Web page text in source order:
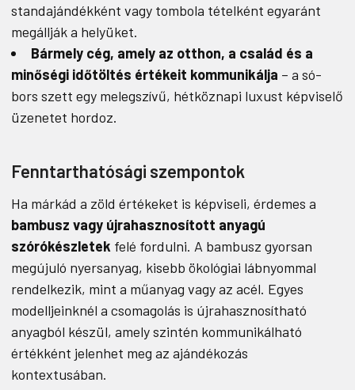
standajándékként vagy tombola tételként egyaránt
megállják a helyüket.
Bármely cég, amely az otthon, a család és a
minőségi időtöltés értékeit kommunikálja – a só-
bors szett egy melegszívű, hétköznapi luxust képviselő
üzenetet hordoz.
Fenntarthatósági szempontok
Ha márkád a zöld értékeket is képviseli, érdemes a
bambusz vagy újrahasznosított anyagú
szórókészletek felé fordulni. A bambusz gyorsan
megújuló nyersanyag, kisebb ökológiai lábnyommal
rendelkezik, mint a műanyag vagy az acél. Egyes
modelljeinknél a csomagolás is újrahasznosítható
anyagból készül, amely szintén kommunikálható
értékként jelenhet meg az ajándékozás
kontextusában.